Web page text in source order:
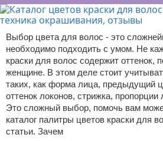
Выбор цвета для волос - это
необходимо подходить с умом. Не
краски для волос содержит оттенок,
женщине. В этом деле стоит
таких, как форма лица, предыдущий
оттенок локонов, стрижка, пропорции
Это сложный выбор, помочь вам
каталог палитры цветов краски для
статьи. Зачем